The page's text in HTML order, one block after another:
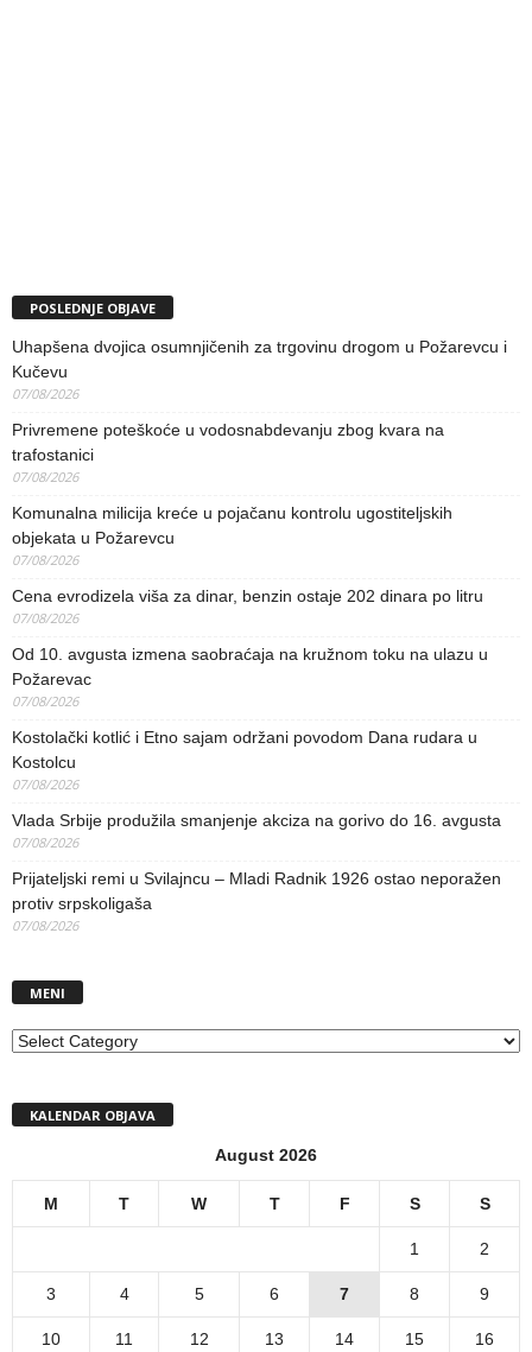
POSLEDNJE OBJAVE
Uhapšena dvojica osumnjičenih za trgovinu drogom u Požarevcu i
Kučevu
07/08/2026
Privremene poteškoće u vodosnabdevanju zbog kvara na
trafostanici
07/08/2026
Komunalna milicija kreće u pojačanu kontrolu ugostiteljskih
objekata u Požarevcu
07/08/2026
Cena evrodizela viša za dinar, benzin ostaje 202 dinara po litru
07/08/2026
Od 10. avgusta izmena saobraćaja na kružnom toku na ulazu u
Požarevac
07/08/2026
Kostolački kotlić i Etno sajam održani povodom Dana rudara u
Kostolcu
07/08/2026
Vlada Srbije produžila smanjenje akciza na gorivo do 16. avgusta
07/08/2026
Prijateljski remi u Svilajncu – Mladi Radnik 1926 ostao neporažen
protiv srpskoligaša
07/08/2026
MENI
MENI
KALENDAR OBJAVA
August 2026
M T W T F S S
1 2
3 4 5 6 7 8 9
10 11 12 13 14 15 16